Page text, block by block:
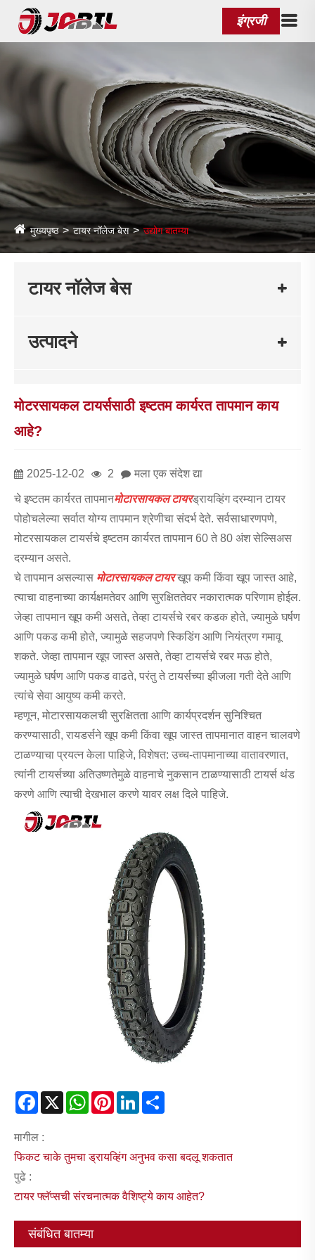
इंग्रजी
मुख्यपृष्ठ टायर नॉलेज बेस उद्योग बातम्या
टायर नॉलेज बेस
उत्पादने
मोटरसायकल टायर्ससाठी इष्टतम कार्यरत तापमान काय
आहे?
2025-12-02 2 मला एक संदेश द्या
चे इष्टतम कार्यरत तापमानमोटारसायकल टायरड्रायव्हिंग दरम्यान टायर
पोहोचलेल्या सर्वात योग्य तापमान श्रेणीचा संदर्भ देते. सर्वसाधारणपणे,
मोटरसायकल टायर्सचे इष्टतम कार्यरत तापमान 60 ते 80 अंश सेल्सिअस
दरम्यान असते.
चे तापमान असल्यास मोटारसायकल टायर खूप कमी किंवा खूप जास्त आहे,
त्याचा वाहनाच्या कार्यक्षमतेवर आणि सुरक्षिततेवर नकारात्मक परिणाम होईल.
जेव्हा तापमान खूप कमी असते, तेव्हा टायर्सचे रबर कडक होते, ज्यामुळे घर्षण
आणि पकड कमी होते, ज्यामुळे सहजपणे स्किडिंग आणि नियंत्रण गमावू
शकते. जेव्हा तापमान खूप जास्त असते, तेव्हा टायर्सचे रबर मऊ होते,
ज्यामुळे घर्षण आणि पकड वाढते, परंतु ते टायर्सच्या झीजला गती देते आणि
त्यांचे सेवा आयुष्य कमी करते.
म्हणून, मोटारसायकलची सुरक्षितता आणि कार्यप्रदर्शन सुनिश्चित
करण्यासाठी, रायडर्सने खूप कमी किंवा खूप जास्त तापमानात वाहन चालवणे
टाळण्याचा प्रयत्न केला पाहिजे, विशेषत: उच्च-तापमानाच्या वातावरणात,
त्यांनी टायर्सच्या अतिउष्णतेमुळे वाहनाचे नुकसान टाळण्यासाठी टायर्स थंड
करणे आणि त्याची देखभाल करणे यावर लक्ष दिले पाहिजे.
Facebook
X WhatsAppPinterestLinkedIn
मागील :
फिकट चाके तुमचा ड्रायव्हिंग अनुभव कसा बदलू शकतात
पुढे :
टायर फ्लॅप्सची संरचनात्मक वैशिष्ट्ये काय आहेत?
संबंधित बातम्या